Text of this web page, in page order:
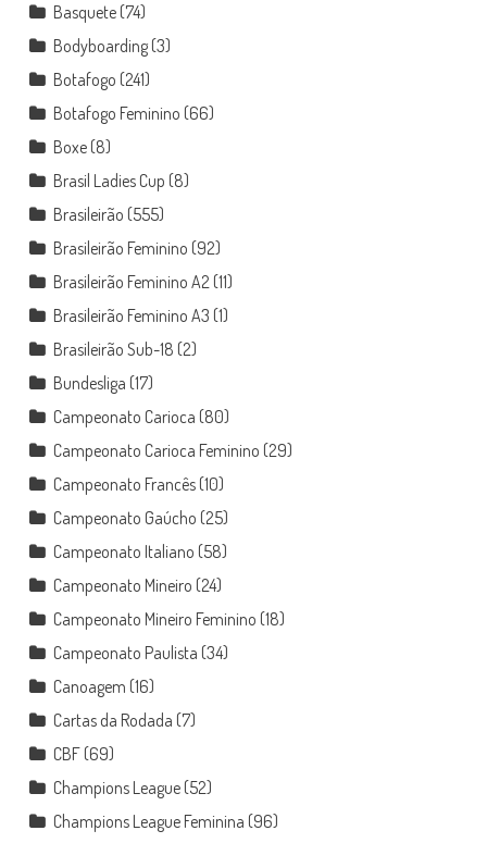
Basquete(74)
Bodyboarding(3)
Botafogo (241)
Botafogo Feminino (66)
Boxe(8)
Brasil Ladies Cup (8)
Brasileirão (555)
Brasileirão Feminino (92)
Brasileirão Feminino A2(11)
Brasileirão Feminino A3 (1)
Brasileirão Sub-18 (2)
Bundesliga (17)
Campeonato Carioca (80)
Campeonato Carioca Feminino (29)
Campeonato Francês(10)
Campeonato Gaúcho (25)
Campeonato Italiano (58)
Campeonato Mineiro (24)
Campeonato Mineiro Feminino (18)
Campeonato Paulista (34)
Canoagem (16)
Cartas da Rodada (7)
CBF(69)
Champions League(52)
Champions League Feminina (96)